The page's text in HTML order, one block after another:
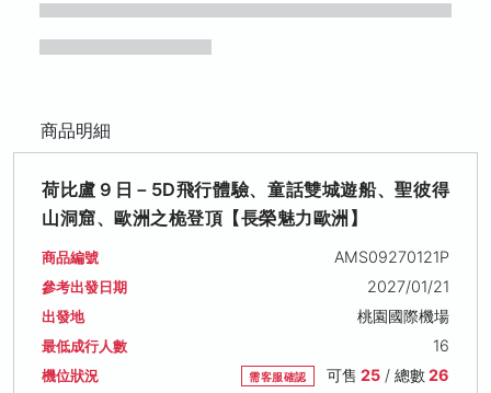
商品明細
荷比盧９日－5D飛行體驗、童話雙城遊船、聖彼得
山洞窟、歐洲之桅登頂【長榮魅力歐洲】
商品編號 AMS09270121P
參考出發日期 2027/01/21
出發地 桃園國際機場
最低成行人數 16
機位狀況 需客服確認 可售 25/ 總數26